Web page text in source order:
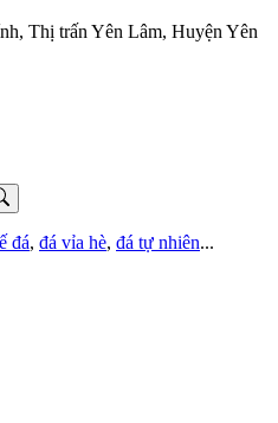
Thị trấn Yên Lâm, Huyện Yên
đá, đá vỉa hè, đá tự nhiên...